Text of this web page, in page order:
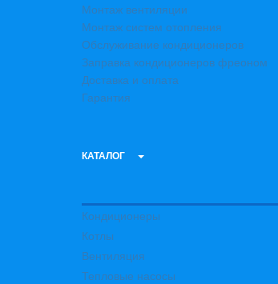
Монтаж вентиляции
Монтаж систем отопления
Обслуживание кондиционеров
Заправка кондиционеров фреоном
Доставка и оплата
Гарантия
КАТАЛОГ
Кондиционеры
Котлы
Вентиляция
Тепловые насосы